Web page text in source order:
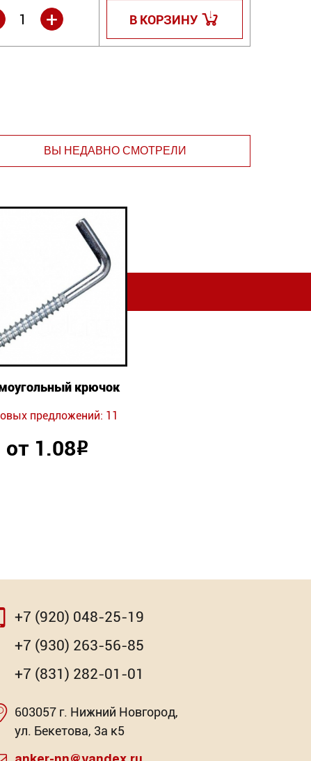
+ В КОРЗИНУ
крючок
предложений: 11
от 1.08Р
крючок
предложений: 11
ВЫ НЕДАВНО СМОТРЕЛИ
Насадка для МФИ ЗУБР BIM
Торговых предложений: 3
+7 (920) 048-25-19
+7 (930) 263-56-85
+7 (831) 282-01-01
603057 г. Нижний Новгород,
ул. Бекетова, 3а к5